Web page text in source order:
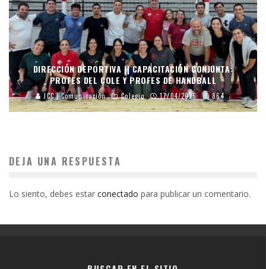
DIRECCIÓN DEPORTIVA || CAPACITACIÓN CONJUNTA:
PROFES DEL COLE Y PROFES DE HANDBALL
JCC | Comunicación Colegio 17/04/2026 864
DEJA UNA RESPUESTA
Lo siento, debes estar conectado para publicar un comentario.